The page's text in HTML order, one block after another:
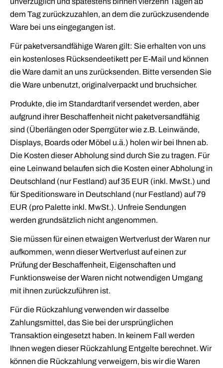
dem Tag zurückzuzahlen, an dem die zurückzusendende
Ware bei uns eingegangen ist.
Für paketversandfähige Waren gilt: Sie erhalten von uns
ein kostenloses Rücksendeetikett per E-Mail und können
die Ware damit an uns zurücksenden. Bitte versenden Sie
die Ware unbenutzt, originalverpackt und bruchsicher.
Produkte, die im Standardtarif versendet werden, aber
aufgrund ihrer Beschaffenheit nicht paketversandfähig
sind (Überlängen oder Sperrgüter wie z.B. Leinwände,
Displays, Boards oder Möbel u.ä.) holen wir bei Ihnen ab.
Die Kosten dieser Abholung sind durch Sie zu tragen. Für
eine Leinwand belaufen sich die Kosten einer Abholung in
Deutschland (nur Festland) auf 35 EUR (inkl. MwSt.) und
für Speditionsware in Deutschland (nur Festland) auf 79
EUR (pro Palette inkl. MwSt.). Unfreie Sendungen
werden grundsätzlich nicht angenommen.
Sie müssen für einen etwaigen Wertverlust der Waren nur
aufkommen, wenn dieser Wertverlust auf einen zur
Prüfung der Beschaffenheit, Eigenschaften und
Funktionsweise der Waren nicht notwendigen Umgang
mit ihnen zurückzuführen ist.
Für die Rückzahlung verwenden wir dasselbe
Zahlungsmittel, das Sie bei der ursprünglichen
Transaktion eingesetzt haben. In keinem Fall werden
Ihnen wegen dieser Rückzahlung Entgelte berechnet. Wir
können die Rückzahlung verweigern, bis wir die Waren